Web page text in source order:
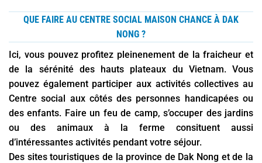
QUE FAIRE AU CENTRE SOCIAL MAISON CHANCE À DAK
NONG ?
Ici, vous pouvez profitez pleinenement de la fraicheur et
de la sérénité des hauts plateaux du Vietnam. Vous
pouvez également participer aux activités collectives au
Centre social aux côtés des personnes handicapées ou
des enfants. Faire un feu de camp, s’occuper des jardins
ou des animaux à la ferme consituent aussi
d’intéressantes activités pendant votre séjour.
Des sites touristiques de la province de Dak Nong et de la